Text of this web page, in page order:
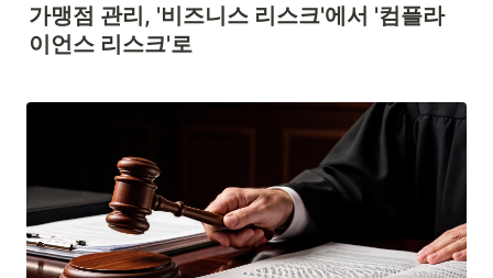
가맹점 관리, '비즈니스 리스크'에서 '컴플라
이언스 리스크'로